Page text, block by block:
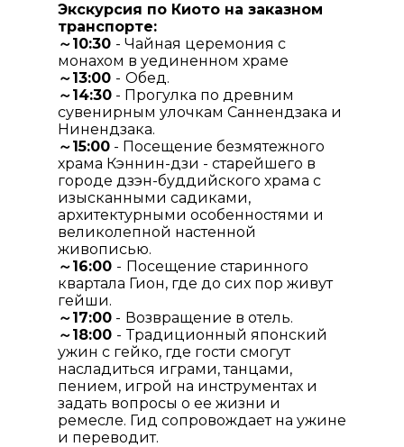
Экскурсия по Киото на заказном
транспорте:
～10:30 - Чайная церемония с
монахом в уединенном храме
～13:00 - Обед.
～14:30 - Прогулка по древним
сувенирным улочкам Саннендзака и
Нинендзака.
～15:00 - Посещение безмятежного
храма Кэннин-дзи - старейшего в
городе дзэн-буддийского храма с
изысканными садиками,
архитектурными особенностями и
великолепной настенной
живописью.
～16:00 - Посещение старинного
квартала Гион, где до сих пор живут
гейши.
～17:00 - Возвращение в отель.
～18:00 - Традиционный японский
ужин с гейко, где гости смогут
насладиться играми, танцами,
пением, игрой на инструментах и
задать вопросы о ее жизни и
ремесле. Гид сопровождает на ужине
и переводит.